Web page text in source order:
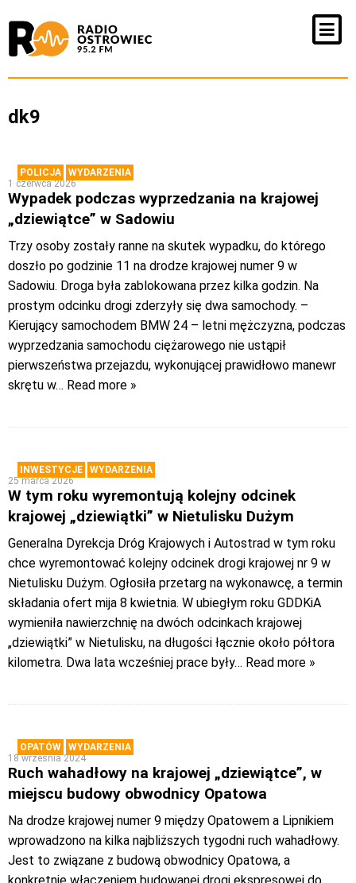
dk9
POLICJA
WYDARZENIA
1 czerwca 2026
Wypadek podczas wyprzedzania na krajowej
„dziewiątce” w Sadowiu
Trzy osoby zostały ranne na skutek wypadku, do którego
doszło po godzinie 11 na drodze krajowej numer 9 w
Sadowiu. Droga była zablokowana przez kilka godzin. Na
prostym odcinku drogi zderzyły się dwa samochody. –
Kierujący samochodem BMW 24 – letni mężczyzna, podczas
wyprzedzania samochodu ciężarowego nie ustąpił
pierwszeństwa przejazdu, wykonującej prawidłowo manewr
skrętu w… Read more »
INWESTYCJE
WYDARZENIA
25 marca 2026
W tym roku wyremontują kolejny odcinek
krajowej „dziewiątki” w Nietulisku Dużym
Generalna Dyrekcja Dróg Krajowych i Autostrad w tym roku
chce wyremontować kolejny odcinek drogi krajowej nr 9 w
Nietulisku Dużym. Ogłosiła przetarg na wykonawcę, a termin
składania ofert mija 8 kwietnia. W ubiegłym roku GDDKiA
wymieniła nawierzchnię na dwóch odcinkach krajowej
„dziewiątki” w Nietulisku, na długości łącznie około półtora
kilometra. Dwa lata wcześniej prace były… Read more »
OPATÓW
WYDARZENIA
18 września 2024
Ruch wahadłowy na krajowej „dziewiątce”, w
miejscu budowy obwodnicy Opatowa
Na drodze krajowej numer 9 między Opatowem a Lipnikiem
wprowadzono na kilka najbliższych tygodni ruch wahadłowy.
Jest to związane z budową obwodnicy Opatowa, a